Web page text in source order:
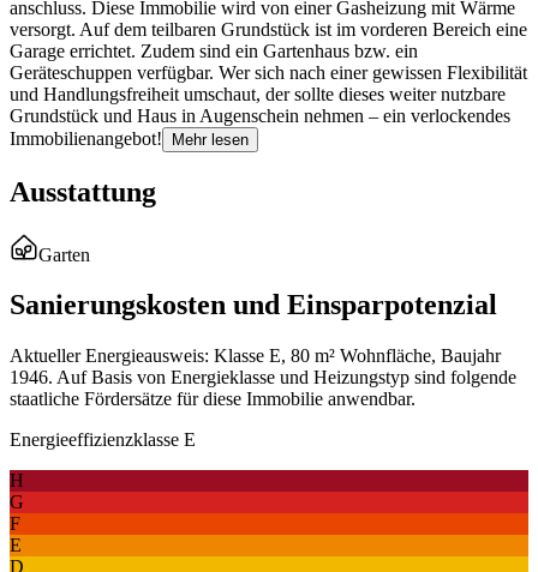
anschluss. Diese Immobilie wird von einer Gasheizung mit Wärme
versorgt. Auf dem teilbaren Grundstück ist im vorderen Bereich eine
Garage errichtet. Zudem sind ein Gartenhaus bzw. ein
Geräteschuppen verfügbar. Wer sich nach einer gewissen Flexibilität
und Handlungsfreiheit umschaut, der sollte dieses weiter nutzbare
Grundstück und Haus in Augenschein nehmen – ein verlockendes
Immobilienangebot!
Mehr lesen
Ausstattung
Garten
Sanierungskosten und Einsparpotenzial
Aktueller Energieausweis: Klasse E, 80 m² Wohnfläche, Baujahr
1946. Auf Basis von Energieklasse und Heizungstyp sind folgende
staatliche Fördersätze für diese Immobilie anwendbar.
Energieeffizienzklasse E
H
G
F
E
D